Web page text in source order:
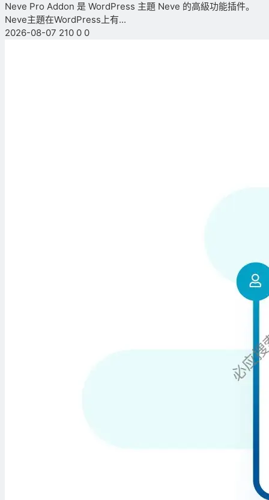
Neve Pro Addon 是 WordPress 主題 Neve 的高級功能插件。
Neve主題在WordPress上有...
2026-08-07 210 0 0